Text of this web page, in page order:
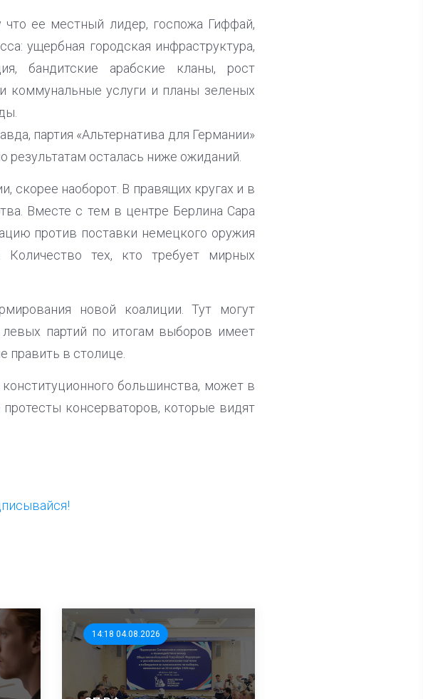
что ее местный лидер, госпожа Гиффай,
ущербная городская инфраструктура,
бандитские арабские кланы, рост
коммунальные услуги и планы зеленых
партия «Альтернатива для Германии»
результатам осталась ниже ожиданий.
скорее наоборот. В правящих кругах и в
Вместе с тем в центре Берлина Сара
против поставки немецкого оружия
тех, кто требует мирных
новой коалиции. Тут могут
партий по итогам выборов имеет
в столице.
большинства, может в
консерваторов, которые видят
14:18 04.08.2026